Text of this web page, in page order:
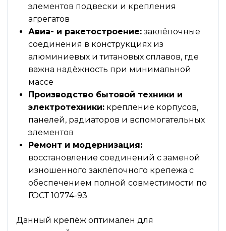
элементов подвески и крепления
агрегатов
Авиа- и ракетостроение: заклёпочные
соединения в конструкциях из
алюминиевых и титановых сплавов, где
важна надёжность при минимальной
массе
Производство бытовой техники и
электротехники: крепление корпусов,
панелей, радиаторов и вспомогательных
элементов
Ремонт и модернизация:
восстановление соединений с заменой
изношенного заклёпочного крепежа с
обеспечением полной совместимости по
ГОСТ 10774-93
Данный крепёж оптимален для